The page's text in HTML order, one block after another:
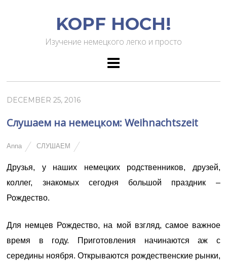
KOPF HOCH!
Изучение немецкого легко и просто
DECEMBER 25, 2016
Слушаем на немецком: Weihnachtszeit
Anna СЛУШАЕМ
Друзья, у наших немецких родственников, друзей,
коллег, знакомых сегодня большой праздник –
Рождество.
Для немцев Рождество, на мой взгляд, самое важное
время в году. Приготовления начинаются аж с
середины ноября. Открываются рождественские рынки,